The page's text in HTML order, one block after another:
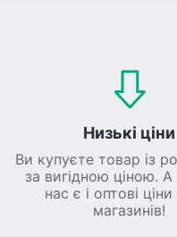
Низькі ціни
Ви купуєте товар із
за вигідною ціною.
нас є і оптові
магазинів!